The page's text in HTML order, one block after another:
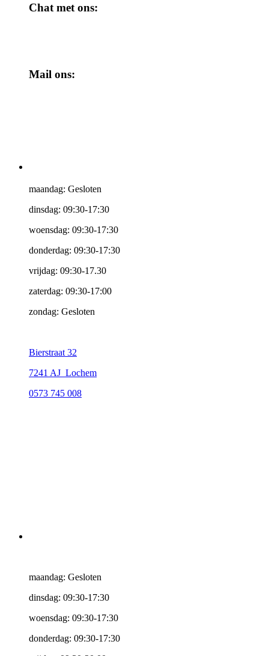
Chat met ons:
Mail ons:
maandag: Gesloten
dinsdag: 09:30-17:30
woensdag: 09:30-17:30
donderdag: 09:30-17:30
vrijdag: 09:30-17.30
zaterdag: 09:30-17:00
zondag: Gesloten
Bierstraat 32
7241 AJ Lochem
0573 745 008
maandag: Gesloten
dinsdag: 09:30-17:30
woensdag: 09:30-17:30
donderdag: 09:30-17:30